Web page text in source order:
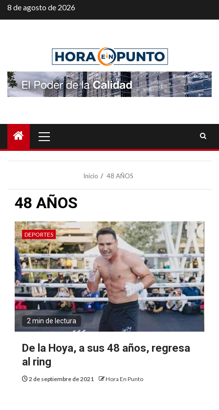
Saltar
al
8 de agosto de 2026
principal
Inicio 48 AÑOS
48 AÑOS
DEPORTES
2 min de lectura
De la Hoya, a sus 48 años, regresa
al ring
2 de septiembre de 2021 Hora En Punto